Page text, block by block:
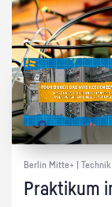
Berlin Mitte+ | Technik
Prak­ti­kum